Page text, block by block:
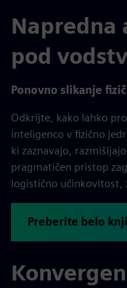
Napredna
pod
Ponovno slikanje
Odkrijte, kako lahko
inteligenco v fizično
ki zaznavajo,
pragmatičen pristop
logistično učinkovitost,
Preberite belo